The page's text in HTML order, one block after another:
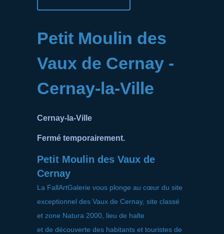
Petit Moulin des
Vaux de Cernay -
Cernay-la-Ville
Cernay-la-Ville
Fermé temporairement.
Petit Moulin des Vaux de
Cernay
La FallArtGalerie vous plonge au cœur du site
exceptionnel des Vaux de Cernay, site classé
et zone Natura 2000, lieu de halte
et de découverte des habitants et touristes de